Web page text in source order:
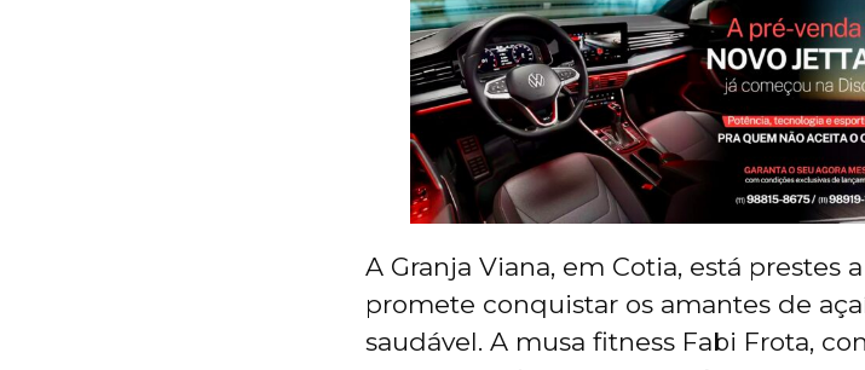
A Granja Viana, em Cotia, está
promete conquistar os amantes de
saudável. A musa fitness Fabi Frota,